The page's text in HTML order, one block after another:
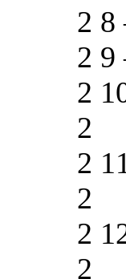
2 8
2 9
2
2
2
2
2
2